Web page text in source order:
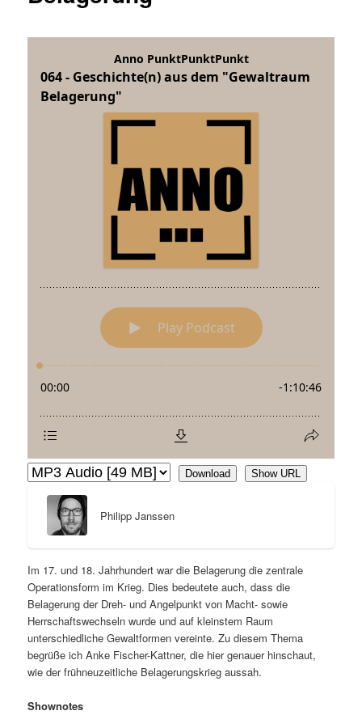
Download Show URL
Philipp Janssen
Im 17. und 18. Jahrhundert war die Belagerung die zentrale
Operationsform im Krieg. Dies bedeutete auch, dass die
Belagerung der Dreh- und Angelpunkt von Macht- sowie
Herrschaftswechseln wurde und auf kleinstem Raum
unterschiedliche Gewaltformen vereinte. Zu diesem Thema
begrüße ich Anke Fischer-Kattner, die hier genauer hinschaut,
wie der frühneuzeitliche Belagerungskrieg aussah.
Shownotes